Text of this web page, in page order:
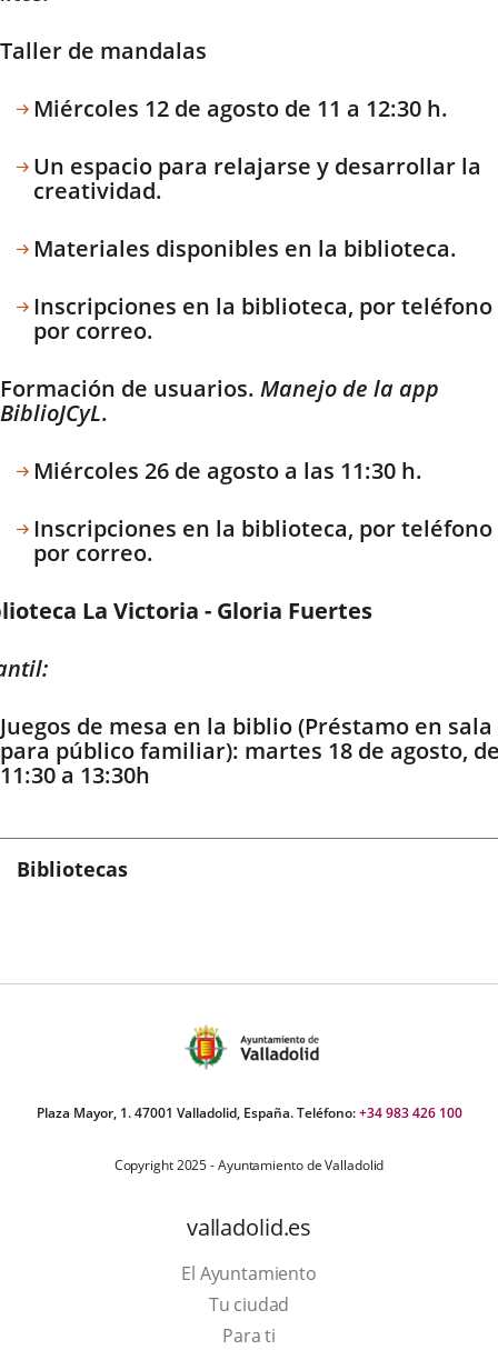
Taller de mandalas
Miércoles 12 de agosto de 11 a 12:30 h.
Un espacio para relajarse y desarrollar la
creatividad.
Materiales disponibles en la biblioteca.
Inscripciones en la biblioteca, por teléfono
por correo.
Formación de usuarios. Manejo de la app
BiblioJCyL.
Miércoles 26 de agosto a las 11:30 h.
Inscripciones en la biblioteca, por teléfono
por correo.
La Victoria - Gloria Fuertes
Juegos de mesa en la biblio (Préstamo en sala
para público familiar): martes 18 de agosto,
11:30 a 13:30h
Bibliotecas
Plaza Mayor, 1. 47001 Valladolid, España. Teléfono:+34 983 426 100
Copyright 2025 - Ayuntamiento de Valladolid
valladolid.es
El Ayuntamiento
Tu ciudad
Para ti